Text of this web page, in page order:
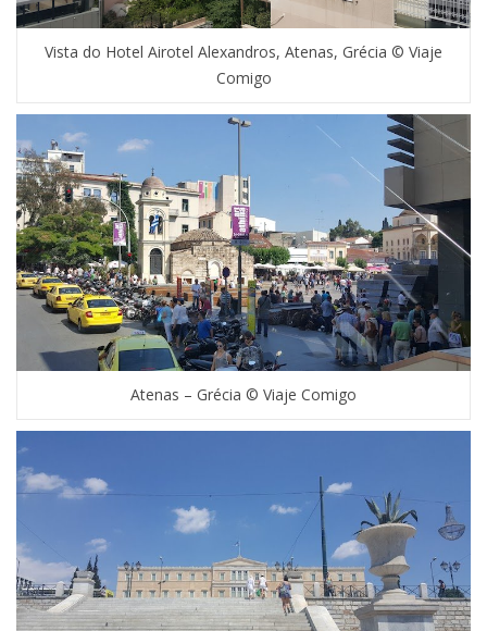
Vista do Hotel Airotel Alexandros, Atenas, Grécia © Viaje
Comigo
Atenas – Grécia © Viaje Comigo